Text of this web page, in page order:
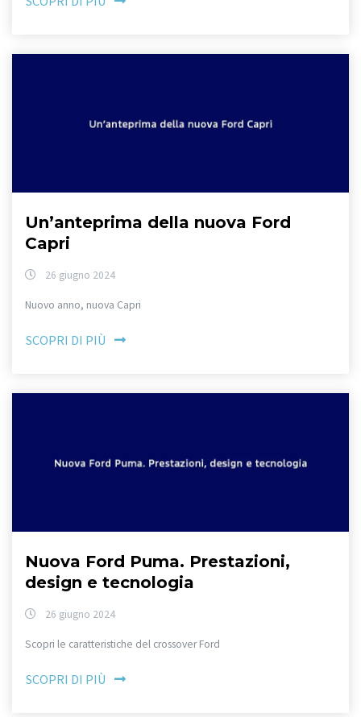
Un’anteprima della nuova Ford
Capri
26 giugno 2024
Nuovo anno, nuova Capri
SCOPRI DI PIÙ
Nuova Ford Puma. Prestazioni,
design e tecnologia
26 giugno 2024
Scopri le caratteristiche del crossover Ford
SCOPRI DI PIÙ